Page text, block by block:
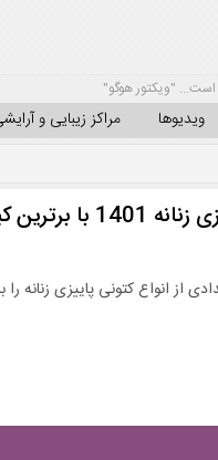
"ویکتور هوگو"
ویدیوها مراکز زیبایی و
کیفیت
از انواع کتونی پاییزی زنانه